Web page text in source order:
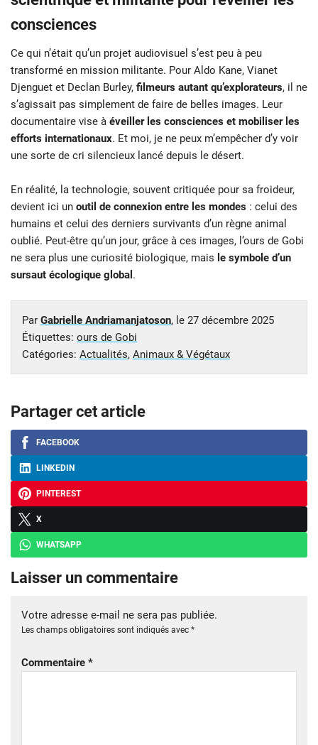
consciences
Ce qui n’était qu’un projet audiovisuel s’est peu à peu
transformé en mission militante. Pour Aldo Kane, Vianet
Djenguet et Declan Burley, filmeurs autant qu’explorateurs, il ne
s’agissait pas simplement de faire de belles images. Leur
documentaire vise à éveiller les consciences et mobiliser les
efforts internationaux. Et moi, je ne peux m’empêcher d’y voir
une sorte de cri silencieux lancé depuis le désert.
En réalité, la technologie, souvent critiquée pour sa froideur,
devient ici un outil de connexion entre les mondes : celui des
humains et celui des derniers survivants d’un règne animal
oublié. Peut-être qu’un jour, grâce à ces images, l’ours de Gobi
ne sera plus une curiosité biologique, mais le symbole d’un
sursaut écologique global .
Par Gabrielle Andriamanjatoson, le 27 décembre 2025
Étiquettes: ours de Gobi
Catégories: Actualités, Animaux & Végétaux
Partager cet article
FACEBOOK
LINKEDIN
PINTEREST
X
WHATSAPP
Laisser un commentaire
Votre adresse e-mail ne sera pas publiée.
Les champs obligatoires sont indiqués avec *
Commentaire *